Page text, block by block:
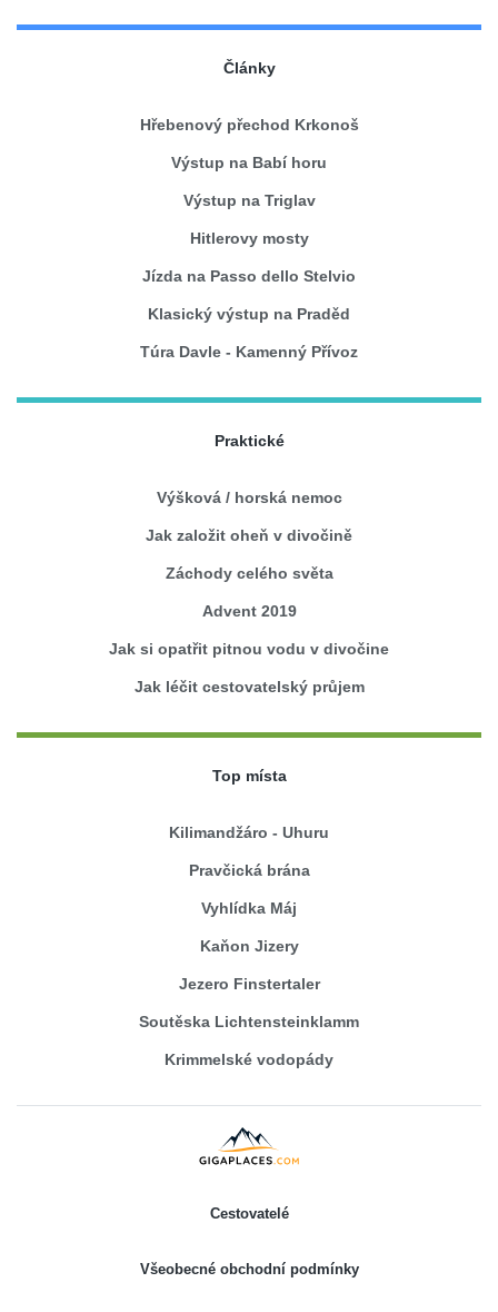
Články
Hřebenový přechod Krkonoš
Výstup na Babí horu
Výstup na Triglav
Hitlerovy mosty
Jízda na Passo dello Stelvio
Klasický výstup na Praděd
Túra Davle - Kamenný Přívoz
Praktické
Výšková / horská nemoc
Jak založit oheň v divočině
Záchody celého světa
Advent 2019
Jak si opatřit pitnou vodu v divočine
Jak léčit cestovatelský průjem
Top místa
Kilimandžáro - Uhuru
Pravčická brána
Vyhlídka Máj
Kaňon Jizery
Jezero Finstertaler
Soutěska Lichtensteinklamm
Krimmelské vodopády
Cestovatelé
Všeobecné obchodní podmínky